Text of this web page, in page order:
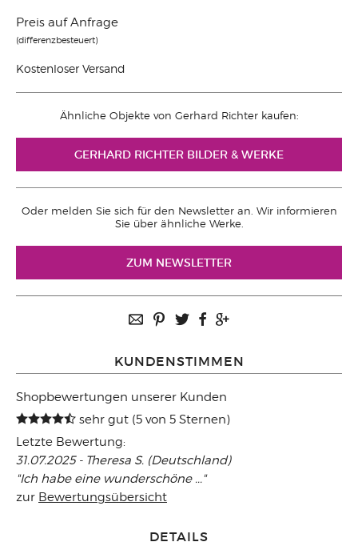
Preis auf Anfrage
(differenzbesteuert)
Kostenloser Versand
Ähnliche Objekte von Gerhard Richter kaufen:
GERHARD RICHTER BILDER & WERKE
Oder melden Sie sich für den Newsletter an. Wir informieren
Sie über ähnliche Werke.
ZUM NEWSLETTER
KUNDENSTIMMEN
Shopbewertungen unserer Kunden
sehr gut (5 von 5 Sternen)
Letzte Bewertung:
31.07.2025 - Theresa S. (Deutschland)
"Ich habe eine wunderschöne ..."
zur Bewertungsübersicht
DETAILS